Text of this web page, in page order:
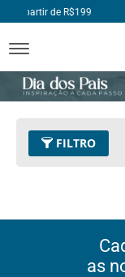
R$199
FILTRO
as